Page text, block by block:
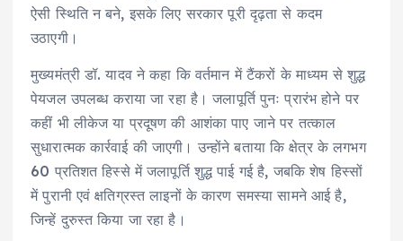
ऐसी स्थिति न बने, इसके लिए सरकार पूरी दृढ़ता से कदम
उठाएगी।
मुख्यमंत्री डॉ. यादव ने कहा कि वर्तमान में टैंकरों के माध्यम से शुद्ध
पेयजल उपलब्ध कराया जा रहा है। जलापूर्ति पुनः प्रारंभ होने पर
कहीं भी लीकेज या प्रदूषण की आशंका पाए जाने पर तत्काल
सुधारात्मक कार्रवाई की जाएगी। उन्होंने बताया कि क्षेत्र के लगभग
60 प्रतिशत हिस्से में जलापूर्ति शुद्ध पाई गई है, जबकि शेष हिस्सों
में पुरानी एवं क्षतिग्रस्त लाइनों के कारण समस्या सामने आई है,
जिन्हें दुरुस्त किया जा रहा है।